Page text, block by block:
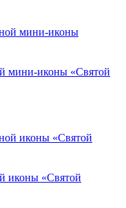
мини-иконы «Святой
иконы «Святой